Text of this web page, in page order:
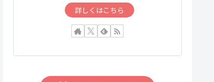
詳しくはこちら